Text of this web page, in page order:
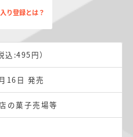
り登録とは？
込:495円）
16日 発売
の菓子売場等